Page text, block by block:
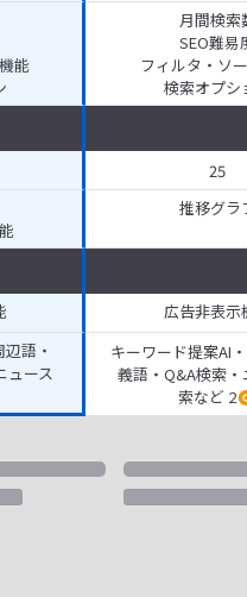
能
月間検索
SEO難易
フィルタ・ソ
検索オプシ
25
推移グラ
広告非表示
語・
ュース
キーワード提案AI
義語・Q&A検索・
索など 2